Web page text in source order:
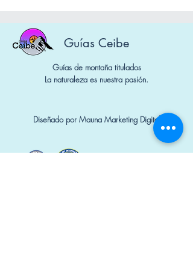
Guías Ceibe
Guías de montaña titulados
La naturaleza es nuestra pasión.
Diseñado por Mauna Marketing Digital